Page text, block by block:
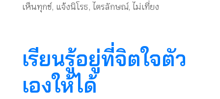
เห็นทุกข์, แจ้งนิโรธ, ไตรลักษณ์, ไม่เที่ยง
เรียนรู้อยู่ที่จิตใจตัว
เองให้ได้